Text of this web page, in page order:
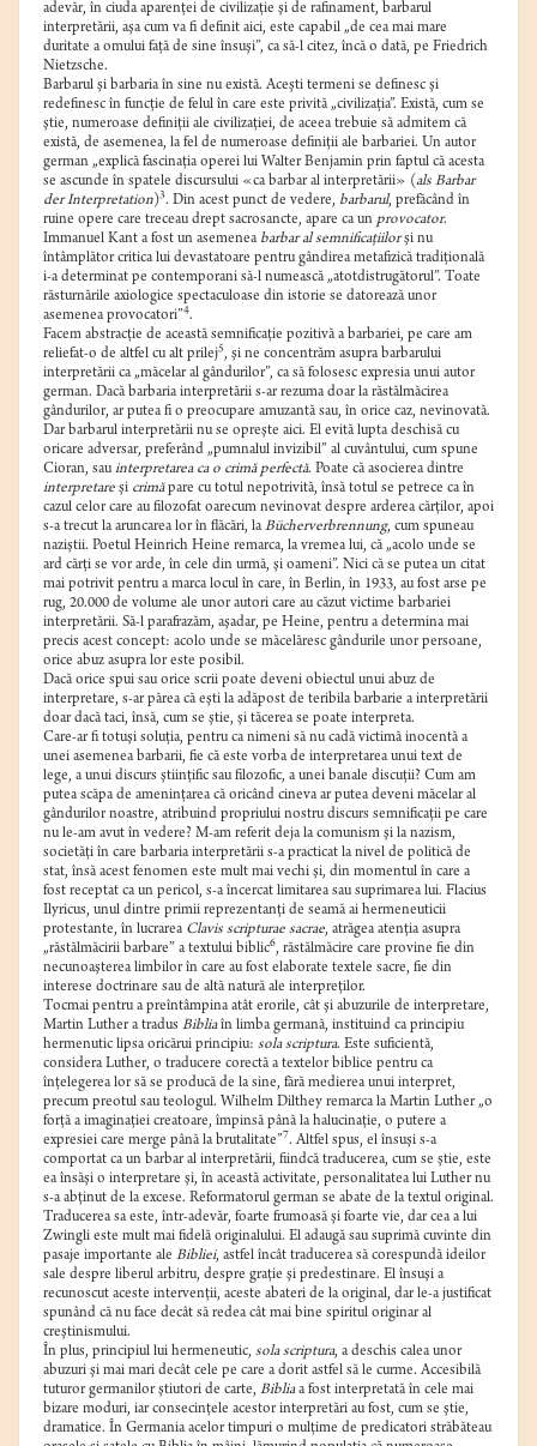
adevăr, în ciuda aparenţei de civilizaţie şi de rafinament, barbarul
interpretării, aşa cum va fi definit aici, este capabil „de cea mai mare
duritate a omului faţă de sine însuşi”, ca să-l citez, încă o dată, pe Friedrich
Nietzsche.
Barbarul şi barbaria în sine nu există. Aceşti termeni se definesc şi
redefinesc în funcţie de felul în care este privită „civilizaţia”. Există, cum se
ştie, numeroase definiţii ale civilizaţiei, de aceea trebuie să admitem că
există, de asemenea, la fel de numeroase definiţii ale barbariei. Un autor
german „explică fascinaţia operei lui Walter Benjamin prin faptul că acesta
se ascunde în spatele discursului «ca barbar al interpretării» ( als Barbar
der Interpretation)3. Din acest punct de vedere, barbarul, prefăcând în
ruine opere care treceau drept sacrosancte, apare ca un provocator.
Immanuel Kant a fost un asemenea barbar al semnificaţiilorşi nu
întâmplător critica lui devastatoare pentru gândirea metafizică tradiţională
i-a determinat pe contemporani să-l numească „atotdistrugătorul”. Toate
răsturnările axiologice spectaculoase din istorie se datorează unor
asemenea provocatori”4.
Facem abstracţie de această semnificaţie pozitivă a barbariei, pe care am
reliefat-o de altfel cu alt prilej5, şi ne concentrăm asupra barbarului
interpretării ca „măcelar al gândurilor”, ca să folosesc expresia unui autor
german. Dacă barbaria interpretării s-ar rezuma doar la răstălmăcirea
gândurilor, ar putea fi o preocupare amuzantă sau, în orice caz, nevinovată.
Dar barbarul interpretării nu se opreşte aici. El evită lupta deschisă cu
oricare adversar, preferând „pumnalul invizibil” al cuvântului, cum spune
Cioran, sau interpretarea ca o crimă perfectă. Poate că asocierea dintre
interpretare şi crimăpare cu totul nepotrivită, însă totul se petrece ca în
cazul celor care au filozofat oarecum nevinovat despre arderea cărţilor, apoi
s-a trecut la aruncarea lor în flăcări, la Bücherverbrennung, cum spuneau
naziştii. Poetul Heinrich Heine remarca, la vremea lui, că „acolo unde se
ard cărţi se vor arde, în cele din urmă, şi oameni”. Nici că se putea un citat
mai potrivit pentru a marca locul în care, în Berlin, în 1933, au fost arse pe
rug, 20.000 de volume ale unor autori care au căzut victime barbariei
interpretării. Să-l parafrazăm, aşadar, pe Heine, pentru a determina mai
precis acest concept: acolo unde se măcelăresc gândurile unor persoane,
orice abuz asupra lor este posibil.
Dacă orice spui sau orice scrii poate deveni obiectul unui abuz de
interpretare, s-ar părea că eşti la adăpost de teribila barbarie a interpretării
doar dacă taci, însă, cum se ştie, şi tăcerea se poate interpreta.
Care-ar fi totuşi soluţia, pentru ca nimeni să nu cadă victimă inocentă a
unei asemenea barbarii, fie că este vorba de interpretarea unui text de
lege, a unui discurs ştiinţific sau filozofic, a unei banale discuţii? Cum am
putea scăpa de ameninţarea că oricând cineva ar putea deveni măcelar al
gândurilor noastre, atribuind propriului nostru discurs semnificaţii pe care
nu le-am avut în vedere? M-am referit deja la comunism şi la nazism,
societăţi în care barbaria interpretării s-a practicat la nivel de politică de
stat, însă acest fenomen este mult mai vechi şi, din momentul în care a
fost receptat ca un pericol, s-a încercat limitarea sau suprimarea lui. Flacius
Ilyricus, unul dintre primii reprezentanţi de seamă ai hermeneuticii
protestante, în lucrarea Clavis scripturae sacrae, atrăgea atenţia asupra
„răstălmăcirii barbare” a textului biblic6, răstălmăcire care provine fie din
necunoaşterea limbilor în care au fost elaborate textele sacre, fie din
interese doctrinare sau de altă natură ale interpreţilor.
Tocmai pentru a preîntâmpina atât erorile, cât şi abuzurile de interpretare,
Martin Luther a tradus Bibliaîn limba germană, instituind ca principiu
hermenutic lipsa oricărui principiu: sola scriptura. Este suficientă,
considera Luther, o traducere corectă a textelor biblice pentru ca
înţelegerea lor să se producă de la sine, fără medierea unui interpret,
precum preotul sau teologul. Wilhelm Dilthey remarca la Martin Luther „o
forţă a imaginaţiei creatoare, împinsă până la halucinaţie, o putere a
expresiei care merge până la brutalitate”7. Altfel spus, el însuşi s-a
comportat ca un barbar al interpretării, fiindcă traducerea, cum se ştie, este
ea însăşi o interpretare şi, în această activitate, personalitatea lui Luther nu
s-a abţinut de la excese. Reformatorul german se abate de la textul original.
Traducerea sa este, într-adevăr, foarte frumoasă şi foarte vie, dar cea a lui
Zwingli este mult mai fidelă originalului. El adaugă sau suprimă cuvinte din
pasaje importante ale Bibliei, astfel încât traducerea să corespundă ideilor
sale despre liberul arbitru, despre graţie şi predestinare. El însuşi a
recunoscut aceste intervenţii, aceste abateri de la original, dar le-a justificat
spunând că nu face decât să redea cât mai bine spiritul originar al
creştinismului.
În plus, principiul lui hermeneutic, sola scriptura, a deschis calea unor
abuzuri şi mai mari decât cele pe care a dorit astfel să le curme. Accesibilă
tuturor germanilor ştiutori de carte, Bibliaa fost interpretată în cele mai
bizare moduri, iar consecinţele acestor interpretări au fost, cum se ştie,
dramatice. În Germania acelor timpuri o mulţime de predicatori străbăteau